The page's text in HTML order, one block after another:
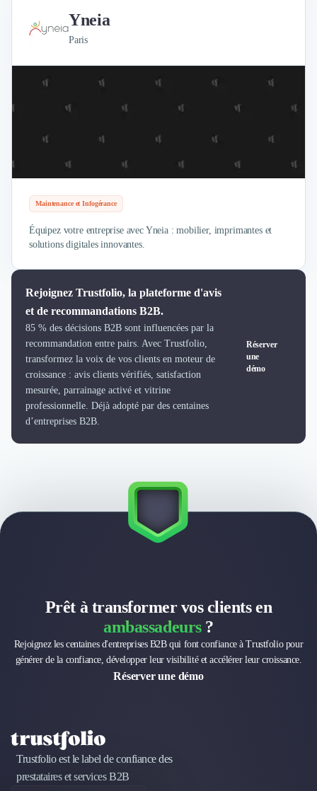
Yneia
Paris
Maintenance et Infogérance
Équipez votre entreprise avec Yneia : mobilier, imprimantes et
solutions digitales innovantes.
Rejoignez Trustfolio, la plateforme d'avis
et de recommandations B2B.
85 % des décisions B2B sont influencées par la
recommandation entre pairs. Avec Trustfolio,
transformez la voix de vos clients en moteur de
croissance : avis clients vérifiés, satisfaction
mesurée, parrainage activé et vitrine
professionnelle. Déjà adopté par des centaines
d’entreprises B2B.
Réserver
une
démo
Prêt à transformer vos clients en
ambassadeurs?
Rejoignez les centaines d'entreprises B2B qui font confiance à Trustfolio pour
générer de la confiance, développer leur visibilité et accélérer leur croissance.
Réserver une démo
Trustfolio est le label de confiance des
prestataires et services B2B